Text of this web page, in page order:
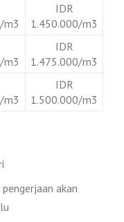
m3
IDR
1.450.000/m3
m3
IDR
1.475.000/m3
m3
IDR
1.500.000/m3
akan